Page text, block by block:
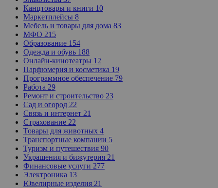
Канцтовары и книги 10
Маркетплейсы 8
Мебель и товары для дома 83
МФО 215
Образование 154
Одежда и обувь 188
Онлайн-кинотеатры 12
Парфюмерия и косметика 19
Программное обеспечение 79
Работа 29
Ремонт и строительство 23
Сад и огород 22
Связь и интернет 21
Страхование 22
Товары для животных 4
Транспортные компании 5
Туризм и путешествия 90
Украшения и бижутерия 21
Финансовые услуги 277
Электроника 13
Ювелирные изделия 21